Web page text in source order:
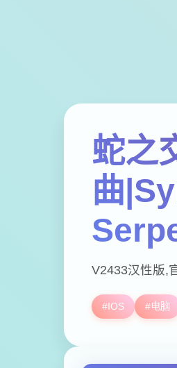
蛇之
曲
V2433汉性版,
#IOS #电脑